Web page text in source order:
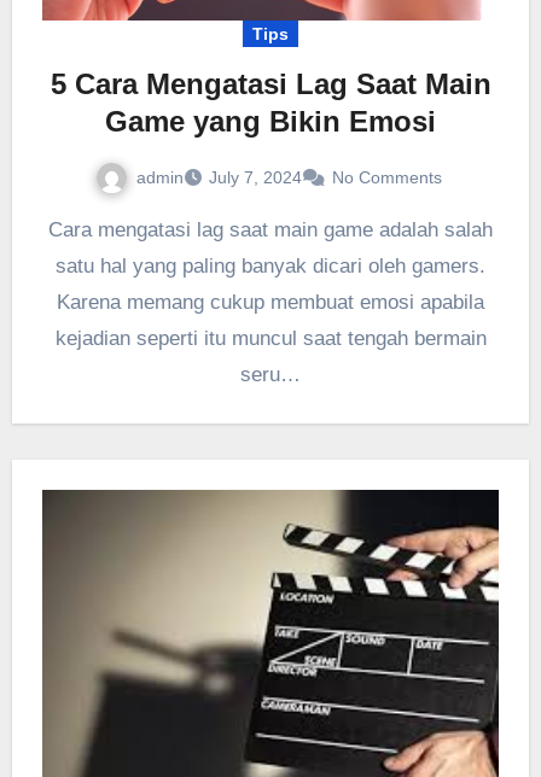
Tips
5 Cara Mengatasi Lag Saat Main
Game yang Bikin Emosi
admin July 7, 2024 No Comments
Cara mengatasi lag saat main game adalah salah
satu hal yang paling banyak dicari oleh gamers.
Karena memang cukup membuat emosi apabila
kejadian seperti itu muncul saat tengah bermain
seru…